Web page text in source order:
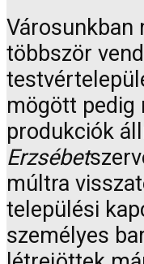
Városunkban
többször
mögött pedig
produkciók
Erzsébet
múltra
települési
személyes